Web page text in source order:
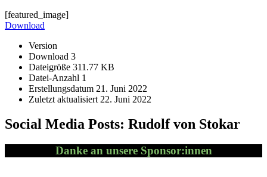
[featured_image]
Down­load
Ver­sion
Down­load 3
Da­tei­größe 311.77 KB
Da­tei-An­zahl 1
Er­stel­lungs­da­tum 21. Juni 2022
Zu­letzt ak­tua­li­siert 22. Juni 2022
Social Media Posts: Rudolf von Stokar
Danke an unsere Sponsor:innen